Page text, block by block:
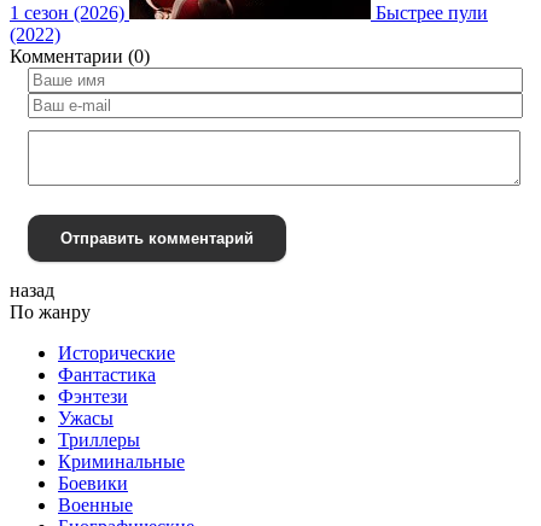
1 сезон (2026)
Быстрее пули
(2022)
Комментарии (0)
Отправить комментарий
назад
По жанру
Исторические
Фантастика
Фэнтези
Ужасы
Триллеры
Криминальные
Боевики
Военные